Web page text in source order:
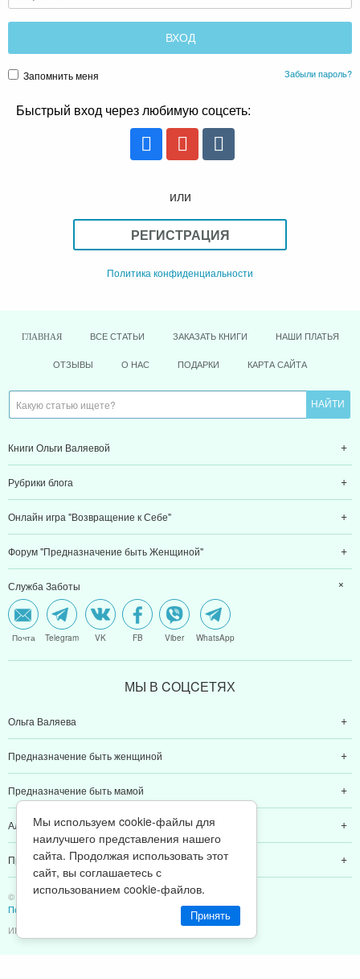
Запомнить меня Забыли пароль?
Быстрый вход через любимую соцсеть:
или
РЕГИСТРАЦИЯ
Политика конфиденциальности
ГЛАВНАЯ ВСЕ СТАТЬИ ЗАКАЗАТЬ КНИГИ НАШИ ПЛАТЬЯ
ОТЗЫВЫ О НАС ПОДАРКИ КАРТА САЙТА
Книги Ольги Валяевой
Рубрики блога
Онлайн игра "Возвращение к Себе"
Форум "Предназначение быть Женщиной"
Служба Заботы
Почта Telegram VK FB Viber WhatsApp
МЫ В CОЦCЕТЯХ
Ольга Валяева
Предназначение быть женщиной
Предназначение быть мамой
Алексей Валяев
Предназначение быть папой
© 2011-2026 Предназначение быть Женщиной
Политика конфиденциальности
ИП Валяев А. В. | ИНН 380111808709
Мы используем cookie-файлы для
наилучшего представления нашего
сайта. Продолжая использовать этот
сайт, вы соглашаетесь с
использованием cookie-файлов.
Принять